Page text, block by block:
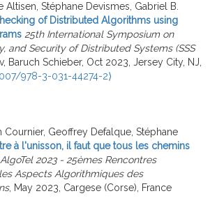
Altisen, Stéphane Devismes, Gabriel B.
of Distributed Algorithms using
25th International Symposium on
and Security of Distributed Systems (SSS
Baruch Schieber, Oct 2023, Jersey City, NJ,
978-3-031-44274-2⟩
Cournier, Geoffrey Defalque, Stéphane
à l'unisson, il faut que tous les chemins
AlgoTel 2023 - 25èmes Rencontres
Aspects Algorithmiques des
, May 2023, Cargese (Corse), France